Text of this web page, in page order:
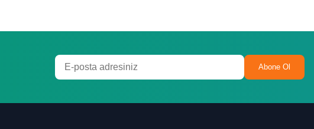
Abone Ol